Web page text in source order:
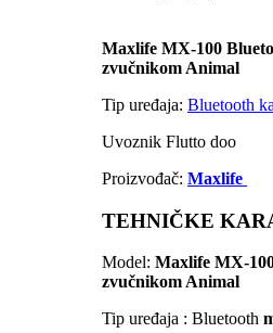
Maxlife MX-100
zvučnikom Animal
Tip uređaja: Bluetooth
Uvoznik Flutto doo
Proizvođač: Maxlife
TEHNIČKE
Model: Maxlife MX-
zvučnikom Animal
Tip uređaja : Bluetooth